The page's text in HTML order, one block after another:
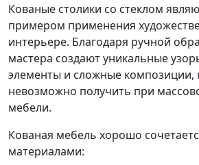
Кованые столики со стеклом
примером применения
интерьере. Благодаря ручной
мастера создают уникальные
элементы и сложные композиции,
невозможно получить при
мебели.
Кованая мебель хорошо
материалами: